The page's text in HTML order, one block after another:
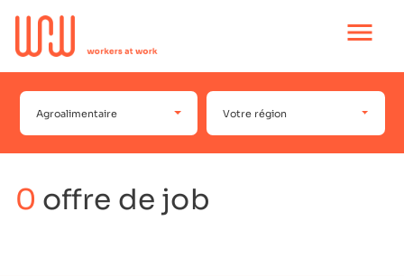
Ouvrir
menu
principal
Agroalimentaire
Votre région
0 offre de job